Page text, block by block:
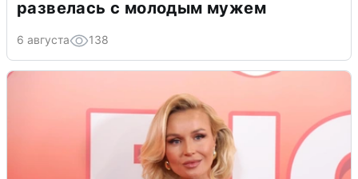
развелась с молодым мужем
6 августа 138